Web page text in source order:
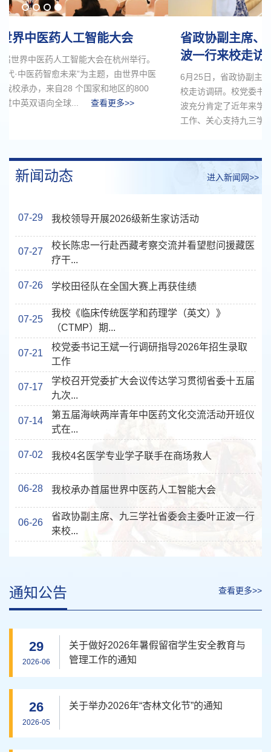
省政协副主席、九三学社省委会主委叶正
波一行来校走访调研
6月25日，省政协副主席、九三学社省委会主委叶正波一行来
校走访调研。校党委书记王斌陪同调研并参加座谈交流。叶正
波充分肯定了近年来学校取得的成效，并对我校高度重视统战
查看更多>>
新闻动态 进入新闻网>>
07-29 我校领导开展2026级新生家访活动
07-27
校长陈忠一行赴西藏考察交流并看望慰问援藏医
疗干...
07-26 学校田径队在全国大赛上再获佳绩
07-25
我校《临床传统医学和药理学（英文）》
（CTMP）期...
07-21
校党委书记王斌一行调研指导2026年招生录取
工作
07-17
学校召开党委扩大会议传达学习贯彻省委十五届
九次...
07-14
第五届海峡两岸青年中医药文化交流活动开班仪
式在...
07-02 我校4名医学专业学子联手在商场救人
06-28 我校承办首届世界中医药人工智能大会
06-26
省政协副主席、九三学社省委会主委叶正波一行
来校...
通知公告 查看更多>>
29
2026-06
关于做好2026年暑假留宿学生安全教育与
管理工作的通知
26
2026-05
关于举办2026年“杏林文化节”的通知